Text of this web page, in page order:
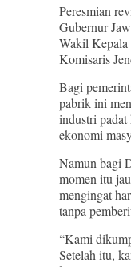
Peresmian
Gubernur
Wakil
Komisaris
Bagi
pabrik ini
industri
ekonomi
Namun bagi
momen itu
mengingat
tanpa
“Kami
Setelah itu,